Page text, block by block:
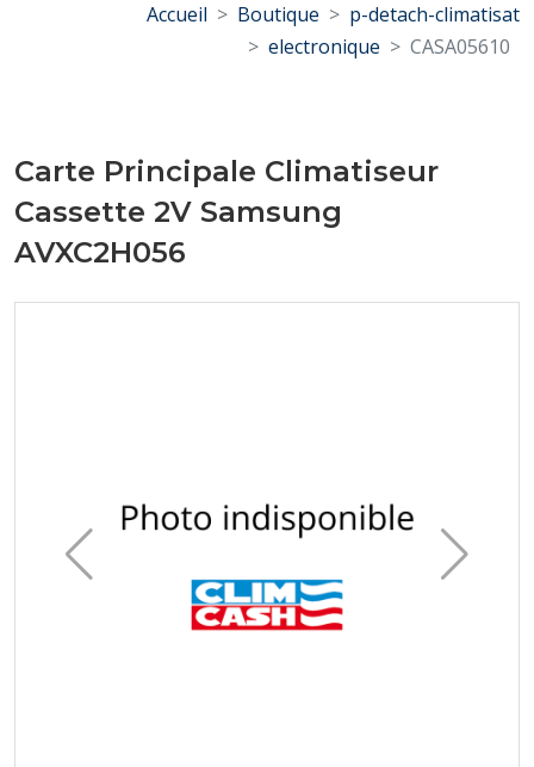
Accueil Boutique
p-detach-climatisat
electronique
CASA05610
Carte Principale Climatiseur
Cassette 2V Samsung
AVXC2H056